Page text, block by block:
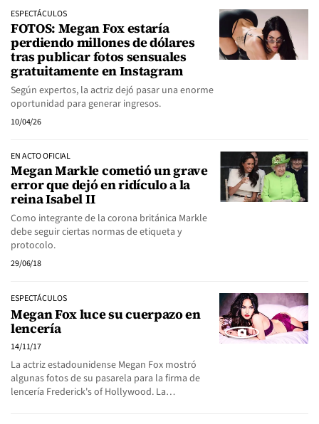
ESPECTÁCULOS
FOTOS: Megan Fox estaría
perdiendo millones de dólares
tras publicar fotos sensuales
gratuitamente en Instagram
Según expertos, la actriz dejó pasar una enorme
oportunidad para generar ingresos.
10/04/26
EN ACTO OFICIAL
Megan Markle cometió un grave
error que dejó en ridículo a la
reina Isabel II
Como integrante de la corona británica Markle
debe seguir ciertas normas de etiqueta y
protocolo.
29/06/18
ESPECTÁCULOS
Megan Fox luce su cuerpazo en
lencería
14/11/17
La actriz estadounidense Megan Fox mostró
algunas fotos de su pasarela para la firma de
lencería Frederick's of Hollywood. La…